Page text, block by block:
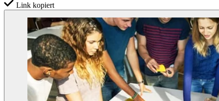
Link kopiert